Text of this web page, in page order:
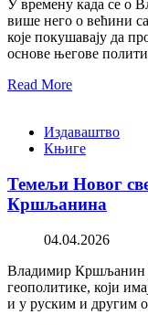
У времену када се о
више него о већини
које покушавају да
основе његове
Read More
Издаваштво
Књиге
Темељи Новог
Кршљанина
04.04.2026
Владимир Кршљанин
геополитике, који
и у руским и другим